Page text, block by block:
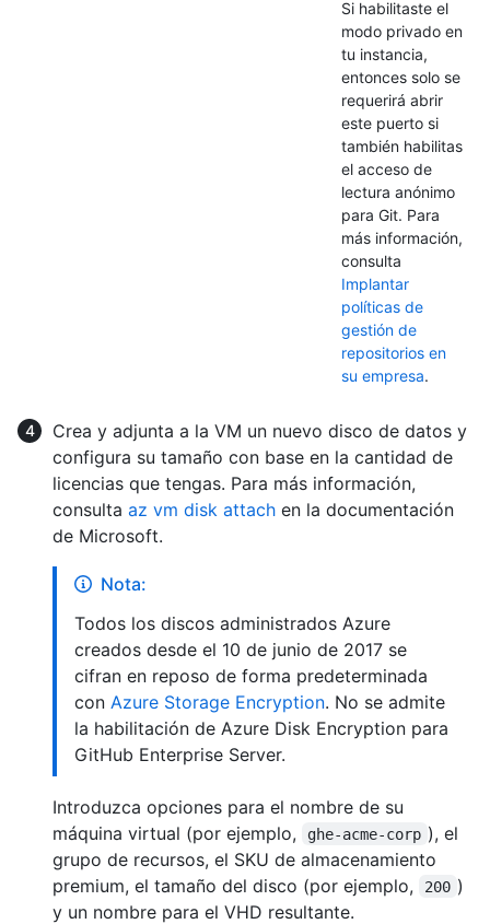
Si habilitaste el
modo privado en
tu instancia,
entonces solo se
requerirá abrir
este puerto si
también habilitas
el acceso de
lectura anónimo
para Git. Para
más información,
consulta
Implantar
políticas de
gestión de
repositorios en
su empresa.
Crea y adjunta a la VM un nuevo disco de datos y
configura su tamaño con base en la cantidad de
licencias que tengas. Para más información,
consulta az vm disk attach en la documentación
de Microsoft.
Nota:
Todos los discos administrados Azure
creados desde el 10 de junio de 2017 se
cifran en reposo de forma predeterminada
con Azure Storage Encryption. No se admite
la habilitación de Azure Disk Encryption para
GitHub Enterprise Server.
Introduzca opciones para el nombre de su
máquina virtual (por ejemplo,
ghe-acme-corp ), el
grupo de recursos, el SKU de almacenamiento
premium, el tamaño del disco (por ejemplo,
200 )
y un nombre para el VHD resultante.